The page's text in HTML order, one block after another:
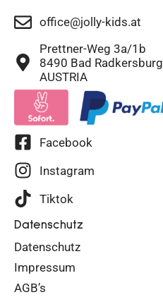
office@jolly-kids.at
Prettner-Weg 3a/1b
8490 Bad Radkersburg
AUSTRIA
Facebook
Instagram
Tiktok
Datenschutz
Datenschutz
Impressum
AGB’s